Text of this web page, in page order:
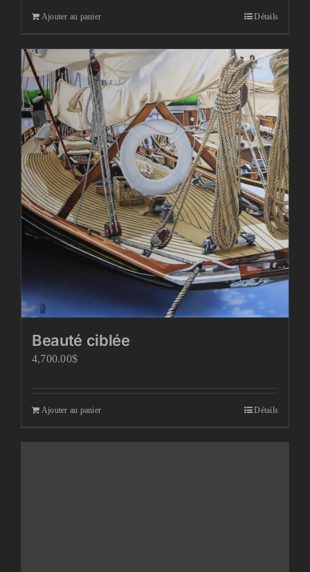
Ajouter au panier Détails
Beauté ciblée
4,700.00$
Ajouter au panier Détails